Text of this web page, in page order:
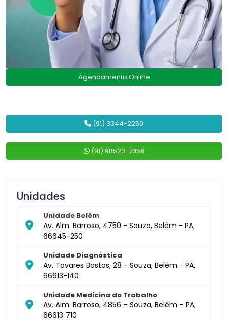
Agendamento Online
(91) 3344-2250
(91) 98520-7358
Unidades
Unidade Belém
Av. Alm. Barroso, 4750 - Souza, Belém - PA,
66645-250
Unidade Diagnóstica
Av. Tavares Bastos, 28 - Souza, Belém - PA,
66613-140
Unidade Medicina do Trabalho
Av. Alm. Barroso, 4856 – Souza, Belém – PA,
66613‑710